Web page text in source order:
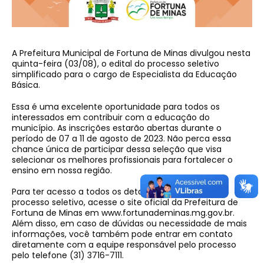
A Prefeitura Municipal de Fortuna de Minas divulgou nesta
quinta-feira (03/08), o edital do processo seletivo
simplificado para o cargo de Especialista da Educação
Básica.
Essa é uma excelente oportunidade para todos os
interessados em contribuir com a educação do
município. As inscrições estarão abertas durante o
período de 07 a 11 de agosto de 2023. Não perca essa
chance única de participar dessa seleção que visa
selecionar os melhores profissionais para fortalecer o
ensino em nossa região.
Para ter acesso a todos os detalhes e requisitos do
processo seletivo, acesse o site oficial da Prefeitura de
Fortuna de Minas em www.fortunademinas.mg.gov.br.
Além disso, em caso de dúvidas ou necessidade de mais
informações, você também pode entrar em contato
diretamente com a equipe responsável pelo processo
pelo telefone (31) 3716-7111.